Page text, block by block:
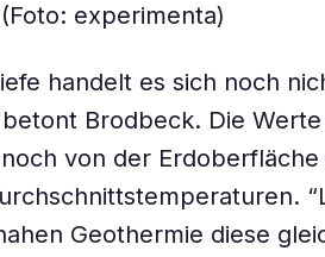
experimenta)
handelt es sich noch
betont Brodbeck. Die
von der
Geothermie diese